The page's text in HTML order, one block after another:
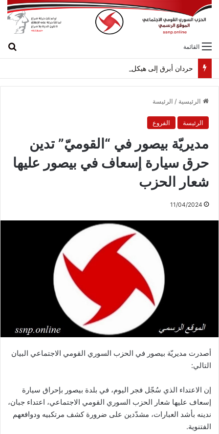
القائمة
حردان أبرق إلى هيكل مهنئاً بمناسبة عيد الجيش
الرئيسية / الرئيسة
الرئيسة الفروع
مديريّة بيصور في “القوميّ” تدين
حرق سيارة إسعاف في بيصور عليها
شعار الحزب
11/04/2024
أصدرت مديريّة بيصور في الحزب السوري القومي الاجتماعي البيان
التالي:
إن الاعتداء الذي سُجّل فجر اليوم، في بلدة بيصور بإحراق سيارة
إسعاف عليها شعار الحزب السوري القومي الاجتماعي، اعتداء جبان،
ندينه بأشد العبارات، مشدّدين على ضرورة كشف مرتكبيه ودوافعهم
الفتنوية.